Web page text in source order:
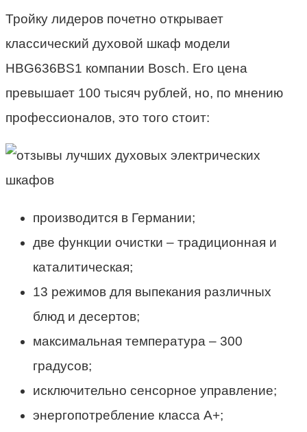
Тройку лидеров почетно открывает
классический духовой шкаф модели
HBG636BS1 компании Bosch. Его цена
превышает 100 тысяч рублей, но, по мнению
профессионалов, это того стоит:
производится в Германии;
две функции очистки – традиционная и
каталитическая;
13 режимов для выпекания различных
блюд и десертов;
максимальная температура – 300
градусов;
исключительно сенсорное управление;
энергопотребление класса А+;